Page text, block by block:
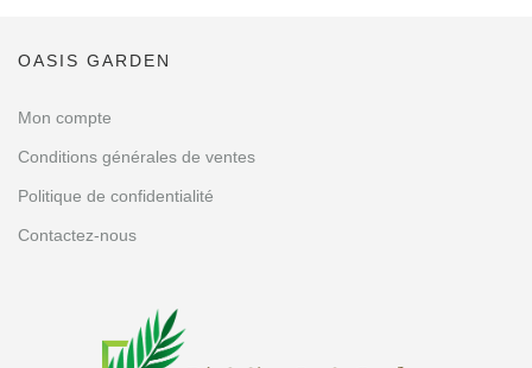
OASIS GARDEN
Mon compte
Conditions générales de ventes
Politique de confidentialité
Contactez-nous